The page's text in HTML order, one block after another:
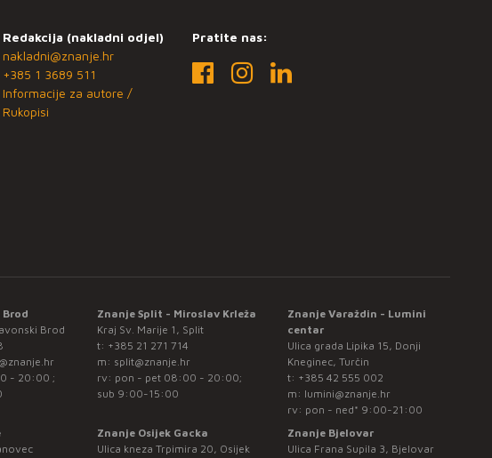
Redakcija (nakladni odjel)
nakladni@znanje.hr
+385 1 3689 511
Informacije za autore /
Rukopisi
Pratite nas:
Brod
Brod
- 20:00 ;
Znanje Split - Miroslav Krleža
Kraj Sv. Marije 1, Split
t: +385 21 271 714
m: split@znanje.hr
rv: pon - pet 08:00 - 20:00;
sub 9:00-15:00
Znanje Varaždin - Lumini
centar
Ulica grada Lipika 15, Donji
Kneginec, Turčin
t: +385 42 555 002
m: lumini@znanje.hr
rv: pon - ned* 9:00-21:00
Znanje Osijek Gacka
Ulica kneza Trpimira 20, Osijek
Znanje Bjelovar
Ulica Frana Supila 3, Bjelovar